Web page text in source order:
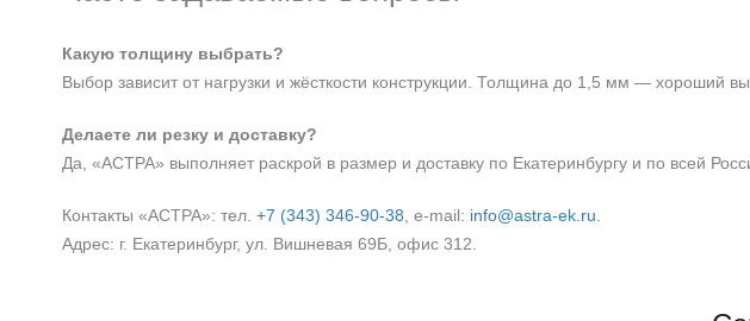
Какую толщину выбрать?
Выбор зависит от нагрузки и жёсткости конструкции. Толщина до 1,5 мм — хороший
Делаете ли резку и доставку?
Да, «АСТРА» выполняет раскрой в размер и доставку по Екатеринбургу и по всей
Контакты «АСТРА»: тел. +7 (343) 346‑90‑38 , e‑mail: info@astra-ek.ru
Адрес: г. Екатеринбург, ул. Вишневая 69Б, офис 312.